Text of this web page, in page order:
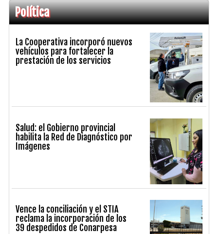
Política
La Cooperativa incorporó nuevos
vehículos para fortalecer la
prestación de los servicios
Salud: el Gobierno provincial
habilita la Red de Diagnóstico por
Imágenes
Vence la conciliación y el STIA
reclama la incorporación de los
39 despedidos de Conarpesa